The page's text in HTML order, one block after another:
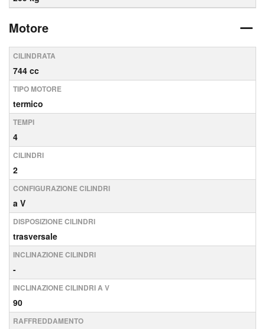
Motore
CILINDRATA
744 cc
TIPO MOTORE
termico
TEMPI
4
CILINDRI
2
CONFIGURAZIONE CILINDRI
a V
DISPOSIZIONE CILINDRI
trasversale
INCLINAZIONE CILINDRI
-
INCLINAZIONE CILINDRI A V
90
RAFFREDDAMENTO